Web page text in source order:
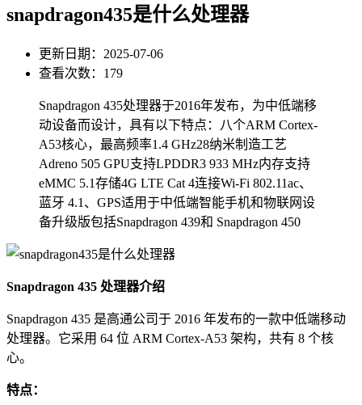
snapdragon435是什么处理器
更新日期：2025-07-06
查看次数：179
Snapdragon 435处理器于2016年发布，为中低端移
动设备而设计，具有以下特点：八个ARM Cortex-
A53核心，最高频率1.4 GHz28纳米制造工艺
Adreno 505 GPU支持LPDDR3 933 MHz内存支持
eMMC 5.1存储4G LTE Cat 4连接Wi-Fi 802.11ac、
蓝牙 4.1、GPS适用于中低端智能手机和物联网设
备升级版包括Snapdragon 439和 Snapdragon 450
Snapdragon 435 处理器介绍
Snapdragon 435 是高通公司于 2016 年发布的一款中低端移动
处理器。它采用 64 位 ARM Cortex-A53 架构，共有 8 个核
心。
特点：